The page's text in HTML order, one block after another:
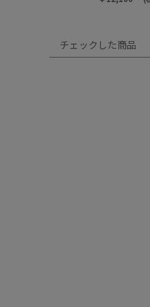
チェックした商品